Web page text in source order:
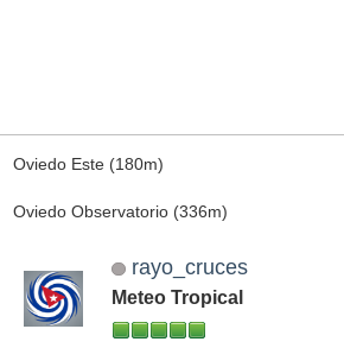
Oviedo Este (180m)
Oviedo Observatorio (336m)
rayo_cruces
Meteo Tropical